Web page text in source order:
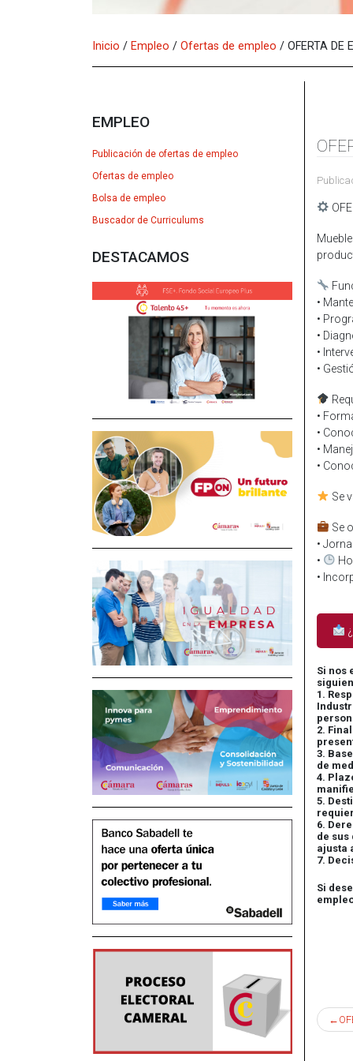
Inicio / Empleo / Ofertas de empleo / OFERTA DE
EMPLEO
Publicación de ofertas de empleo
Ofertas de empleo
Bolsa de empleo
Buscador de Curriculums
DESTACAMOS
•
•
•
•
•
•
•
•
•
Se
Se
•
•
•
Si nos
1.
2.
3.
de
4.
5.
6.
de
ajusta
7.
Si